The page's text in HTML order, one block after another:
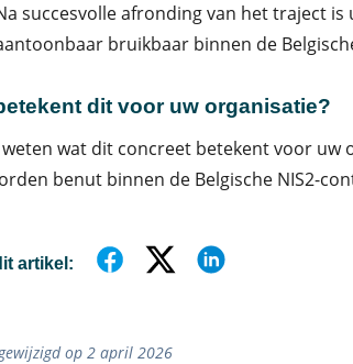
succesvolle afronding van het traject
bruikbaar binnen de
dit voor uw organisatie?
wat dit concreet betekent voor uw
benut binnen de Belgische NIS2-
artikel:
op 2 april 2026